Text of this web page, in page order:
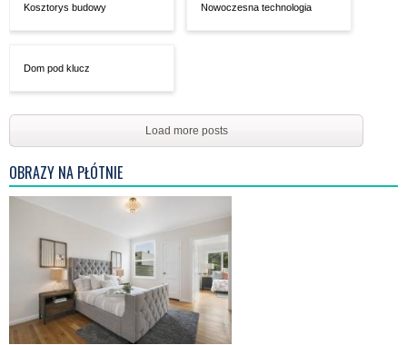
Kosztorys budowy
Dom pod klucz
Nowoczesna technologia
Load more posts
OBRAZY NA PŁÓTNIE